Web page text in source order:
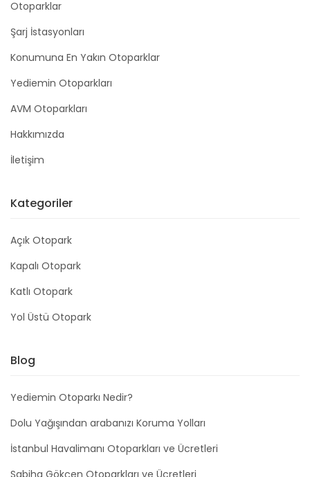
Otoparklar
Şarj İstasyonları
Konumuna En Yakın Otoparklar
Yediemin Otoparkları
AVM Otoparkları
Hakkımızda
İletişim
Kategoriler
Açık Otopark
Kapalı Otopark
Katlı Otopark
Yol Üstü Otopark
Blog
Yediemin Otoparkı Nedir?
Dolu Yağışından arabanızı Koruma Yolları
İstanbul Havalimanı Otoparkları ve Ücretleri